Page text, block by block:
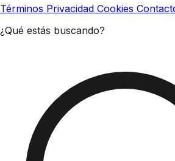
Términos Privacidad Cookies
¿Qué estás buscando?